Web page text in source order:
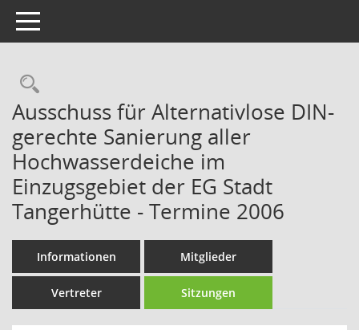
Toggle navigation
Rechercheauswahl
Ausschuss für Alternativlose DIN-
gerechte Sanierung aller
Hochwasserdeiche im
Einzugsgebiet der EG Stadt
Tangerhütte - Termine 2006
Informationen Mitglieder
Vertreter Sitzungen